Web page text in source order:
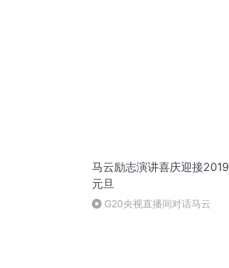
马云励志演讲喜庆迎接2019
元旦
G20央视直播间对话马云